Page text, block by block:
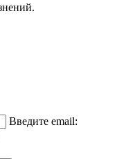
Введите email: